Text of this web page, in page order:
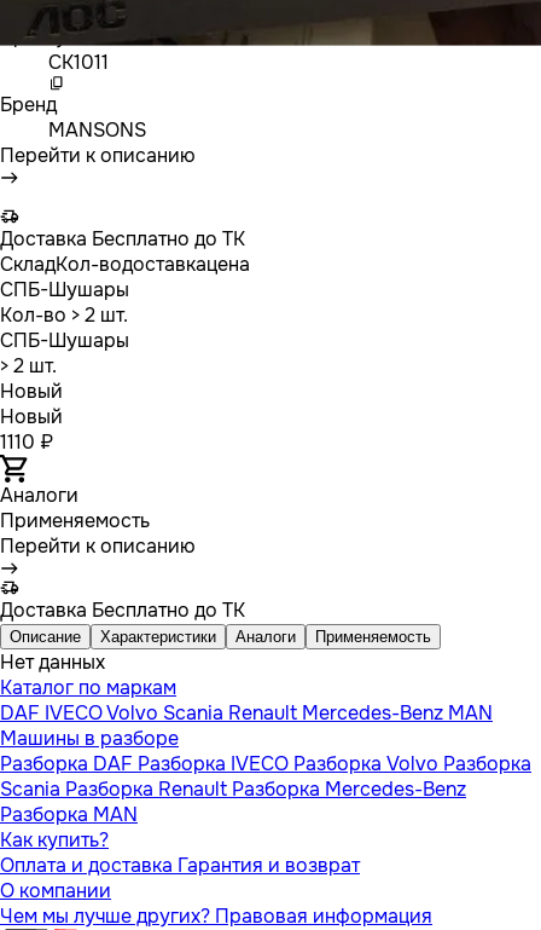
Артикул
CK1011
Бренд
MANSONS
Перейти к описанию
Доставка Бесплатно до ТК
СкладКол-водоставкацена
СПБ-Шушары
Кол-во > 2 шт.
СПБ-Шушары
> 2 шт.
Новый
Новый
1110 ₽
Аналоги
Применяемость
Перейти к описанию
Доставка Бесплатно до ТК
Описание Характеристики Аналоги Применяемость
Нет данных
Каталог по маркам
DAF IVECOVolvo Scania Renault Mercedes-Benz MAN
Машины в разборе
Разборка DAF Разборка IVECO Разборка Volvo Разборка
Scania Разборка Renault Разборка Mercedes-Benz
Разборка MAN
Как купить?
Оплата и доставка Гарантия и возврат
О компании
Чем мы лучше других? Правовая информация